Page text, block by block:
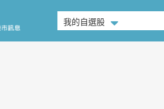
我的自選股